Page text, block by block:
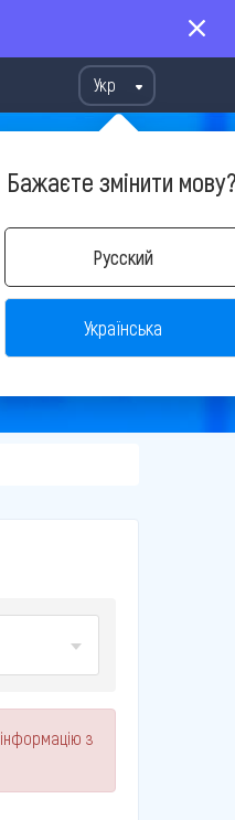
Укр
Бажаєте змінити
Русский
Українська
у виборі туру
з